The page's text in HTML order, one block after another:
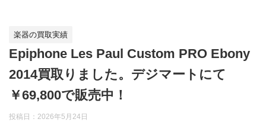
楽器の買取実績
Epiphone Les Paul Custom PRO Ebony
2014買取りました。デジマートにて
￥69,800で販売中！
投稿日：2026年5月24日